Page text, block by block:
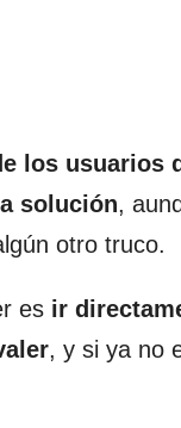
los usuarios
solución,
otro truco.
es ir
, y si ya no